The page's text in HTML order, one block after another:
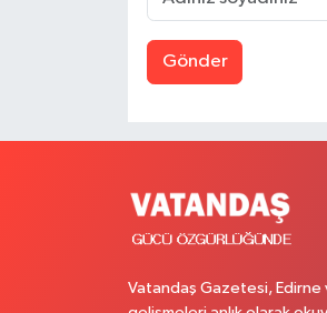
Gönder
Vatandaş Gazetesi, Edirne